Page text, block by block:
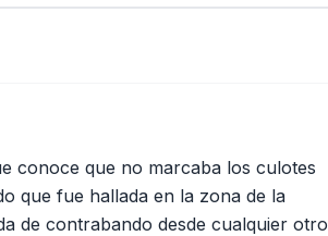
conoce que no marcaba los culotes
que fue hallada en la zona de la
de contrabando desde cualquier otro